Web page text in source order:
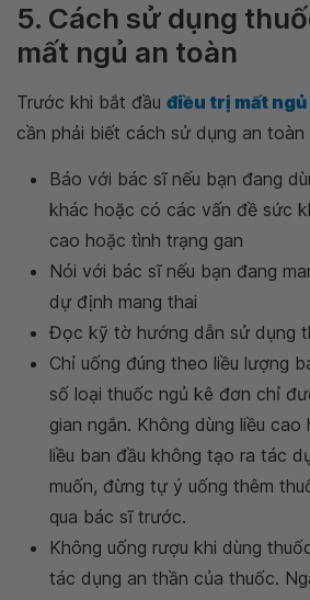
5. Cách sử dụng
mất ngủ an toàn
Trước khi bắt đầu điều trị mất ngủ
cần phải biết cách sử dụng an toàn
Báo với bác sĩ nếu bạn đang
khác hoặc có các vấn đề sức
cao hoặc tình trạng gan
Nói với bác sĩ nếu bạn đang
dự định mang thai
Đọc kỹ tờ hướng dẫn sử dụng
Chỉ uống đúng theo liều lượng
số loại thuốc ngủ kê đơn chỉ
gian ngắn. Không dùng liều cao
liều ban đầu không tạo ra tác
muốn, đừng tự ý uống thêm
qua bác sĩ trước.
Không uống rượu khi dùng
tác dụng an thần của thuốc.